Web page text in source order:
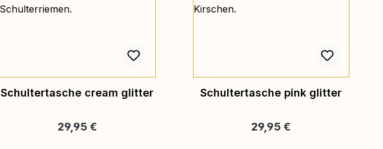
Schultertasche cream glitter
Regulärer Preis:
29,95 €
Schultertasche pink glitter
Regulärer Preis:
29,95 €